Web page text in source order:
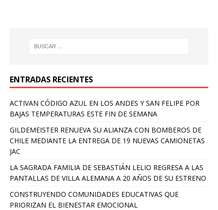
ENTRADAS RECIENTES
ACTIVAN CÓDIGO AZUL EN LOS ANDES Y SAN FELIPE POR
BAJAS TEMPERATURAS ESTE FIN DE SEMANA
GILDEMEISTER RENUEVA SU ALIANZA CON BOMBEROS DE
CHILE MEDIANTE LA ENTREGA DE 19 NUEVAS CAMIONETAS
JAC
LA SAGRADA FAMILIA DE SEBASTIÁN LELIO REGRESA A LAS
PANTALLAS DE VILLA ALEMANA A 20 AÑOS DE SU ESTRENO
CONSTRUYENDO COMUNIDADES EDUCATIVAS QUE
PRIORIZAN EL BIENESTAR EMOCIONAL